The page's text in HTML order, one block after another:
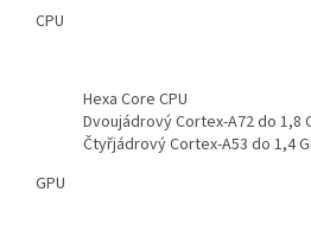
CPU
Hexa Core CPU
Dvoujádrový Cortex-A72 do 1,8
Čtyřjádrový Cortex-A53 do 1,4
GPU